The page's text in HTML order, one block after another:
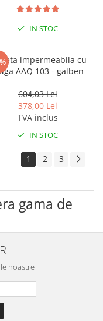
IN STOC
impermeabila cu
AAQ 103 - galben
604,03 Lei
378,00 Lei
TVA inclus
IN STOC
1 2 3
gama de
noastre